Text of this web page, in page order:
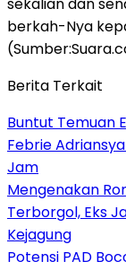
sekalian dan
berkah-Nya
Berita Terkait
Buntut Temuan
Febrie
Jam
Mengenakan
Terborgol, Eks
Kejagung
Potensi PAD